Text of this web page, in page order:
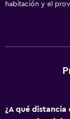
habitación y el
¿A qué